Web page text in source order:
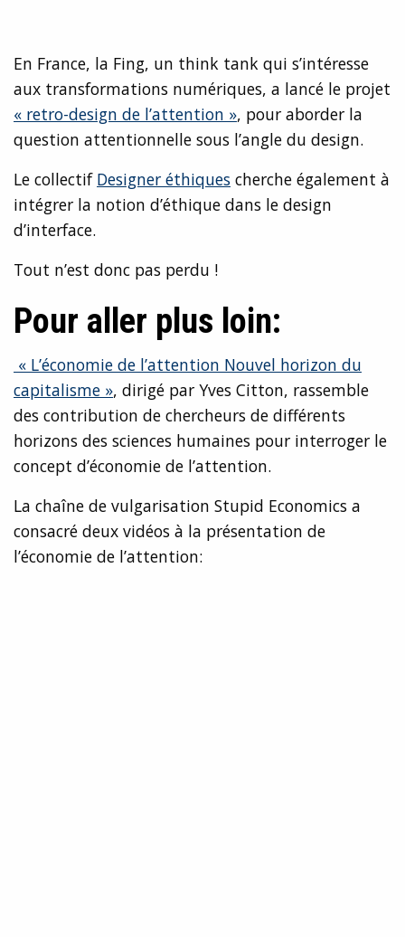
En France, la Fing, un think tank qui s’intéresse
aux transformations numériques, a lancé le projet
« retro-design de l’attention », pour aborder la
question attentionnelle sous l’angle du design.
Le collectif Designer éthiques cherche également à
intégrer la notion d’éthique dans le design
d’interface.
Tout n’est donc pas perdu !
Pour aller plus loin:
« L’économie de l’attention Nouvel horizon du
capitalisme », dirigé par Yves Citton, rassemble
des contribution de chercheurs de différents
horizons des sciences humaines pour interroger le
concept d’économie de l’attention.
La chaîne de vulgarisation Stupid Economics a
consacré deux vidéos à la présentation de
l’économie de l’attention: